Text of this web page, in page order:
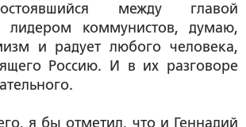
между главой
лидером коммунистов, думаю,
и радует любого человека,
Россию. И в их разговоре
я бы отметил, что и Геннадий